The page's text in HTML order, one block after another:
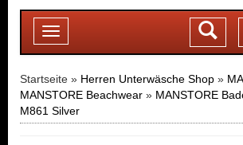
Toggle
navigation
Startseite » Herren Unterwäsche Shop »
MANSTORE Beachwear » MANSTORE
M861 Silver